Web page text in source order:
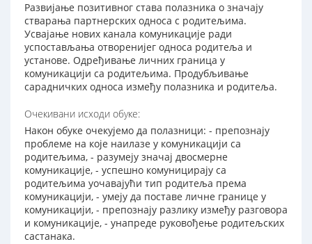
Развијање позитивног става полазника о значају
стварања партнерских односа с родитељима.
Усвајање нових канала комуникације ради
успостављања отворенијег односа родитеља и
установе. Одређивање личних граница у
комуникацији са родитељима. Продубљивање
сарадничких односа између полазника и родитеља.
Очекивани исходи обуке:
Након обуке очекујемо да полазници: - препознају
проблеме на које наилазе у комуникацији са
родитељима, - разумеју значај двосмерне
комуникације, - успешно комуницирају са
родитељима уочавајући тип родитеља према
комуникацији, - умеју да поставе личне границе у
комуникацији, - препознају разлику између разговора
и комуникације, - унапреде руковођење родитељских
састанака.